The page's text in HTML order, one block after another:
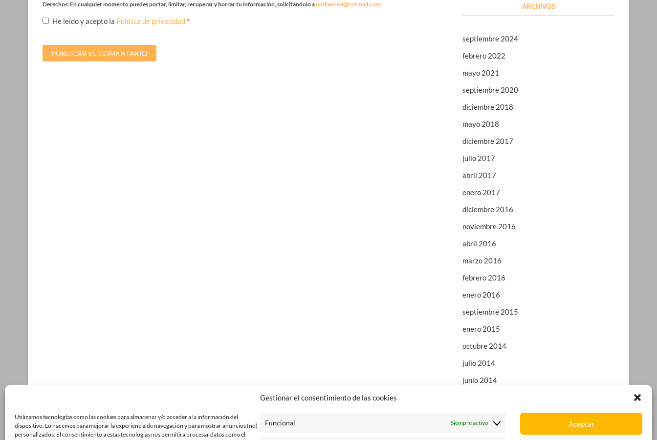
Gestionar el consentimiento de las cookies
Utilizamos tecnologías como las cookies para almacenar y/o acceder a la información del
dispositivo. Lo hacemos para mejorar la experiencia de navegación y para mostrar anuncios (no)
personalizados. El consentimiento a estas tecnologías nos permitirá procesar datos como el
Funcional Siempre activo Aceptar
Derechos: En cualquier momento puedes portar, limitar, recuperar y borrar tu información, solicitándolo aundiaenmi@hotmail.com.
He leído y acepto la Política de privacidad *
ARCHIVOS
septiembre 2024
febrero 2022
mayo 2021
septiembre 2020
diciembre 2018
mayo 2018
diciembre 2017
julio 2017
abril 2017
enero 2017
diciembre 2016
noviembre 2016
abril 2016
marzo 2016
febrero 2016
enero 2016
septiembre 2015
enero 2015
octubre 2014
julio 2014
junio 2014